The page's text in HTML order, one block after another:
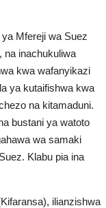
Mfereji wa Suez
na inachukuliwa
kwa wafanyikazi
ya kutaifishwa kwa
na kitamaduni.
bustani ya watoto
wa samaki
Klabu pia ina
ilianzishwa